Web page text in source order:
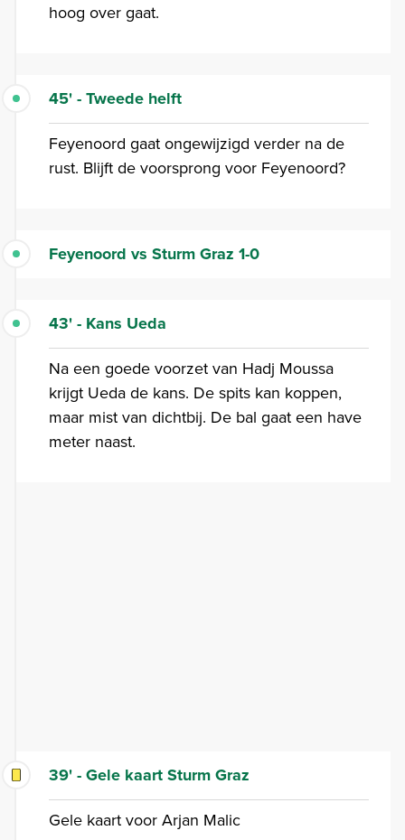
hoog over gaat.
45' - Tweede helft
Feyenoord gaat ongewijzigd verder na de
rust. Blijft de voorsprong voor Feyenoord?
Feyenoord vs Sturm Graz 1-0
43' - Kans Ueda
Na een goede voorzet van Hadj Moussa
krijgt Ueda de kans. De spits kan koppen,
maar mist van dichtbij. De bal gaat een have
meter naast.
39' - Gele kaart Sturm Graz
Gele kaart voor Arjan Malic